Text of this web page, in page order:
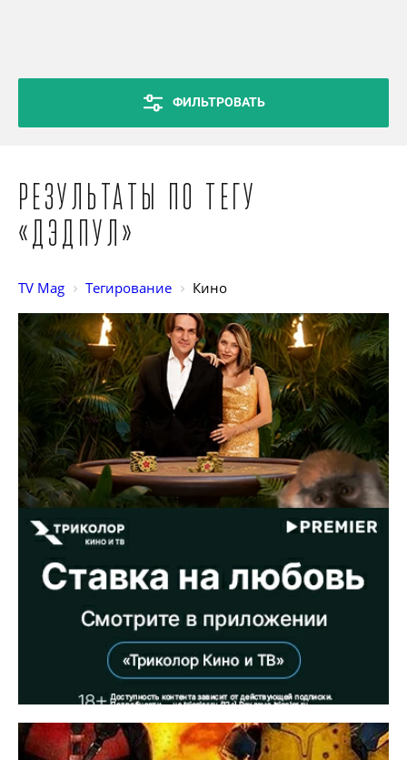
ФИЛЬТРОВАТЬ
Результаты по тегу
«Дэдпул»
TV Mag Тегирование Кино